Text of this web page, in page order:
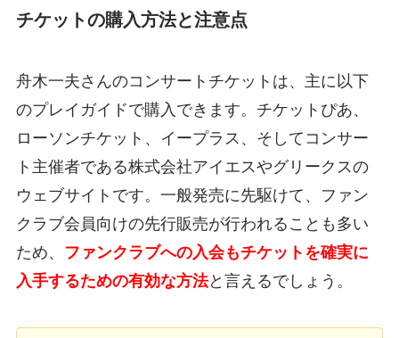
チケットの購入方法と注意点
舟木一夫さんのコンサートチケットは、主に以下
のプレイガイドで購入できます。チケットぴあ、
ローソンチケット、イープラス、そしてコンサー
ト主催者である株式会社アイエスやグリークスの
ウェブサイトです。一般発売に先駆けて、ファン
クラブ会員向けの先行販売が行われることも多い
ため、
ファンクラブへの入会もチケットを確実に
入手するための有効な方法と言えるでしょう。